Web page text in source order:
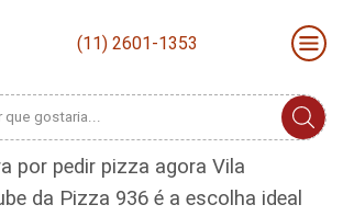
(11) 2601-1353
Search
por pedir pizza agora Vila
da Pizza 936 é a escolha ideal